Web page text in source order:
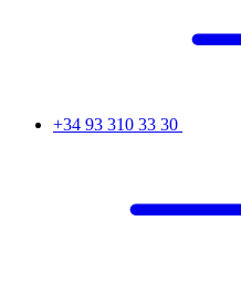
+34 93 310 33 30